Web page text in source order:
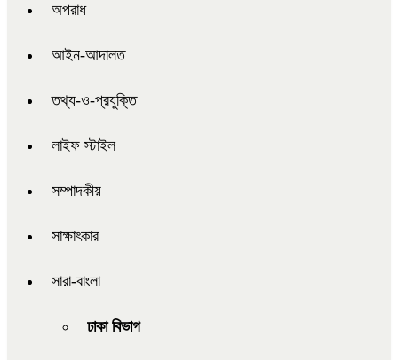
অপরাধ
আইন-আদালত
তথ্য-ও-প্রযুক্তি
লাইফ স্টাইল
সম্পাদকীয়
সাক্ষাৎকার
সারা-বাংলা
ঢাকা বিভাগ